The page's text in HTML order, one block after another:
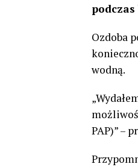
Ozdoba
wodną.
PAP)” –